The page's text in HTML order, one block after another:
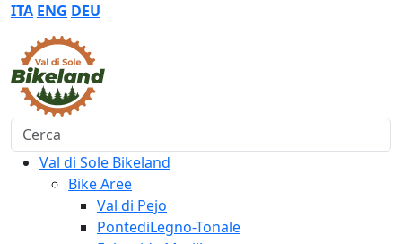
ITA ENG DEU
Cerca
Val di Sole Bikeland
Bike Aree
Val di Pejo
PontediLegno-Tonale